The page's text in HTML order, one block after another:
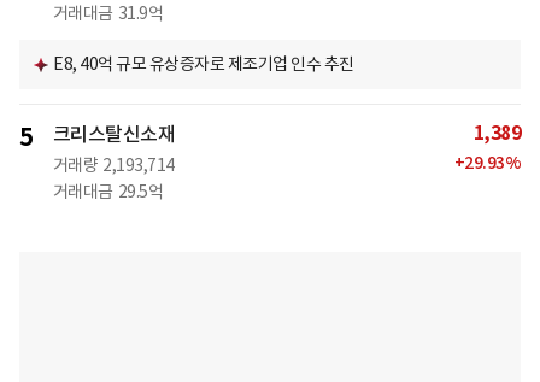
거래대금 31.9억
E8, 40억 규모 유상증자로 제조기업 인수 추진
5 크리스탈신소재
거래량 2,193,714
거래대금 29.5억
1,389
+29.93%